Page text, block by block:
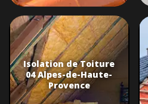
Isolation de Toiture
04 Alpes-de-Haute-
Provence